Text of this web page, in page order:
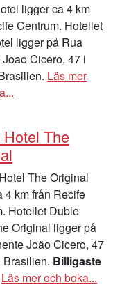
ligger ca 4 km
Centrum. Hotellet
ligger på Rua
Cicero, 47 i
Läs mer
The
The Original
4 km från Recife
Hotellet Duble
Original ligger på
João Cicero, 47
Brasilien. Billigaste
Läs mer och boka...